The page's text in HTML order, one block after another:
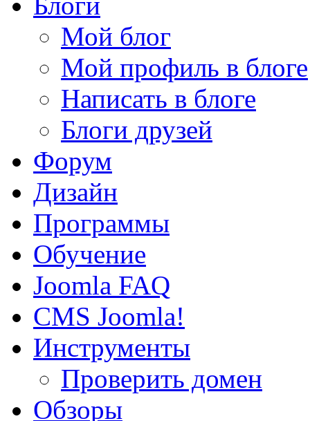
Мой блог
Мой профиль в блоге
Написать в блоге
Блоги друзей
Форум
Дизайн
Программы
Обучение
Joomla FAQ
CMS Joomla!
Инструменты
Проверить домен
Обзоры